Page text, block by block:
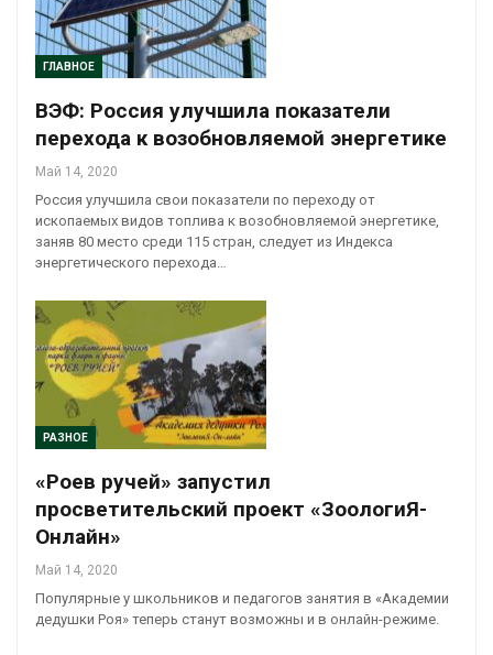
ГЛАВНОЕ
ВЭФ: Россия улучшила показатели
перехода к возобновляемой энергетике
Май 14, 2020
Россия улучшила свои показатели по переходу от
ископаемых видов топлива к возобновляемой энергетике,
заняв 80 место среди 115 стран, следует из Индекса
энергетического перехода…
РАЗНОЕ
«Роев ручей» запустил
просветительский проект «ЗоологиЯ-
Онлайн»
Май 14, 2020
Популярные у школьников и педагогов занятия в «Академии
дедушки Роя» теперь станут возможны и в онлайн-режиме.